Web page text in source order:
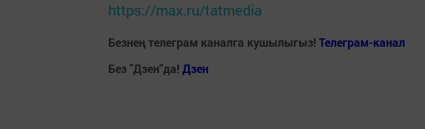
https://max.ru/tatmedia
Безнең телеграм каналга кушылыгыз! Телеграм-канал
Без "Дзен"да! Дзен